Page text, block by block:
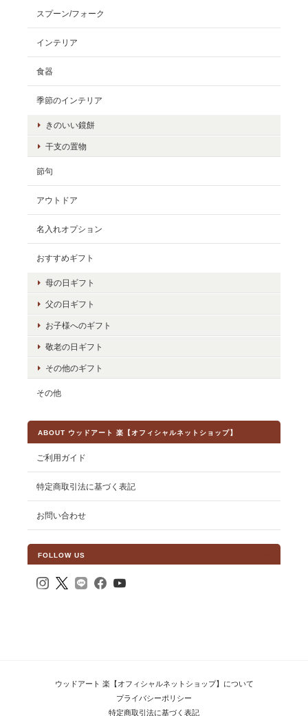
スプーン/フォーク
インテリア
食器
季節のインテリア
きのいい鏡餅
干支の置物
節句
アウトドア
名入れオプション
おすすめギフト
母の日ギフト
父の日ギフト
お子様へのギフト
敬老の日ギフト
その他のギフト
その他
ABOUT ウッドアート 楽【オフィシャルネットショップ】
ご利用ガイド
特定商取引法に基づく表記
お問い合わせ
FOLLOW US
ウッドアート 楽【オフィシャルネットショップ】について
プライバシーポリシー
特定商取引法に基づく表記